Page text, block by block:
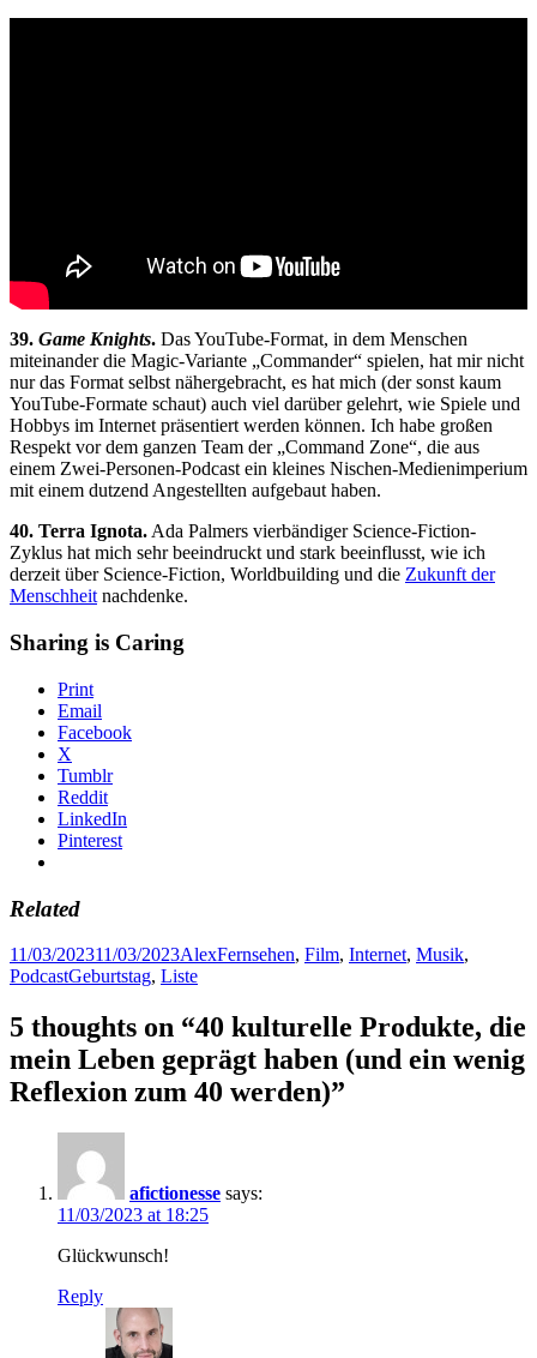
39. Game Knights. Das YouTube-Format, in dem Menschen
miteinander die Magic-Variante „Commander“ spielen, hat mir nicht
nur das Format selbst nähergebracht, es hat mich (der sonst kaum
YouTube-Formate schaut) auch viel darüber gelehrt, wie Spiele und
Hobbys im Internet präsentiert werden können. Ich habe großen
Respekt vor dem ganzen Team der „Command Zone“, die aus
einem Zwei-Personen-Podcast ein kleines Nischen-Medienimperium
mit einem dutzend Angestellten aufgebaut haben.
40. Terra Ignota.Ada Palmers vierbändiger Science-Fiction-
Zyklus hat mich sehr beeindruckt und stark beeinflusst, wie ich
derzeit über Science-Fiction, Worldbuilding und die Zukunft der
Menschheitnachdenke.
Sharing is Caring
Print
Email
Facebook
X
Tumblr
Reddit
LinkedIn
Pinterest
Related
Posted
on
11/03/202311/03/2023Author
AlexCategories
Fernsehen, Film, Internet, Musik,
PodcastTags
Geburtstag, Liste
5 thoughts on “40 kulturelle Produkte, die
mein Leben geprägt haben (und ein wenig
Reflexion zum 40 werden)”
afictionesse says:
11/03/2023 at 18:25
Glückwunsch!
Reply